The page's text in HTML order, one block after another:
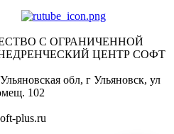
С ОГРАНИЧЕННОЙ
ЦЕНТР СОФТ
обл, г Ульяновск, ул
102
plus.ru